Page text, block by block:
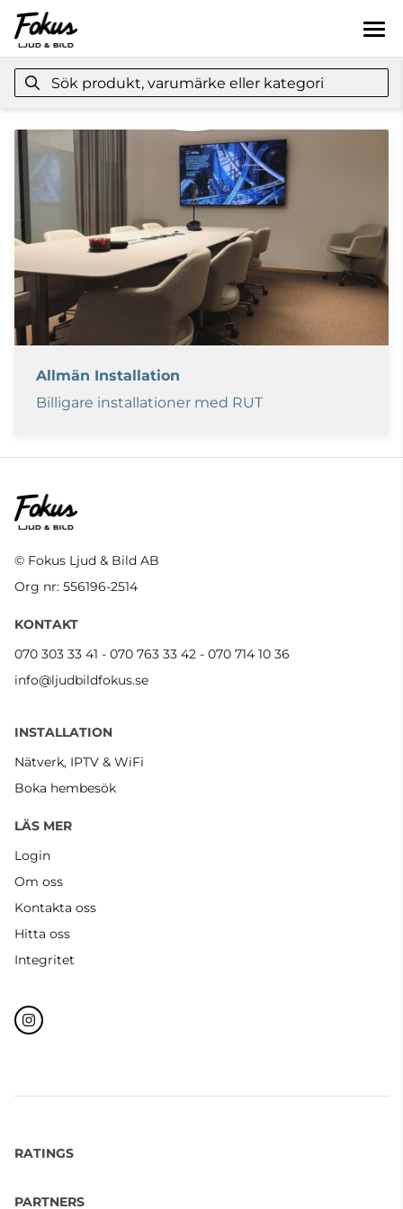
Allmän Installation
Billigare installationer med RUT
© Fokus Ljud & Bild AB
Org nr: 556196-2514
KONTAKT
070 303 33 41 - 070 763 33 42 - 070 714 10 36
info@ljudbildfokus.se
INSTALLATION
Nätverk, IPTV & WiFi
Boka hembesök
LÄS MER
Login
Om oss
Kontakta oss
Hitta oss
Integritet
RATINGS
PARTNERS